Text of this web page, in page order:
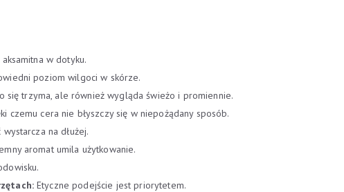
w dotyku.
poziom wilgoci w skórze.
się trzyma, ale również wygląda świeżo i promiennie.
czemu cera nie błyszczy się w niepożądany sposób.
na dłużej.
aromat umila użytkowanie.
Etyczne podejście jest priorytetem.